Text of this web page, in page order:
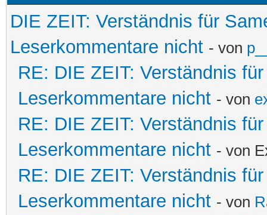
DIE ZEIT: Verständnis für
Leserkommentare nicht - von
RE: DIE ZEIT: Verständnis
Leserkommentare nicht - von
RE: DIE ZEIT: Verständnis
Leserkommentare nicht - von
RE: DIE ZEIT: Verständnis
Leserkommentare nicht - von